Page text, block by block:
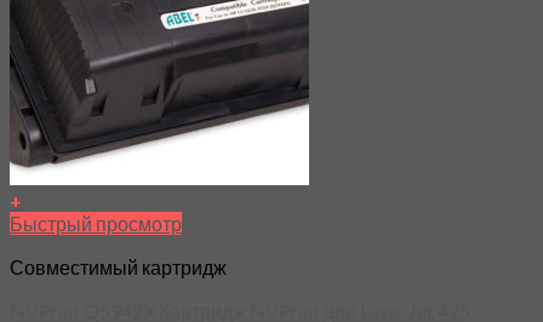
+
Быстрый просмотр
Совместимый картридж